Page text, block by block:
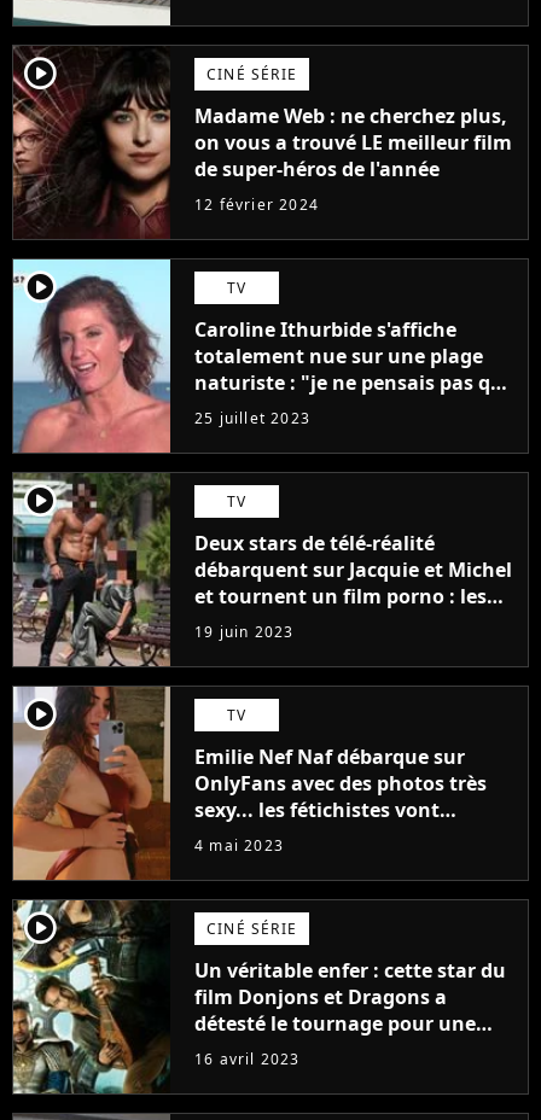
player2 CINÉ SÉRIE
Madame Web : ne cherchez plus,
on vous a trouvé LE meilleur film
de super-héros de l'année
12 février 2024
player2 TV
Caroline Ithurbide s'affiche
totalement nue sur une plage
naturiste : "je ne pensais pas que
j'arriverais à le faire..."
25 juillet 2023
player2 TV
Deux stars de télé-réalité
débarquent sur Jacquie et Michel
et tournent un film porno : les
premières images du tournage
(exclu)
19 juin 2023
player2 TV
Emilie Nef Naf débarque sur
OnlyFans avec des photos très
sexy... les fétichistes vont
prendre leur pied !
4 mai 2023
player2 CINÉ SÉRIE
Un véritable enfer : cette star du
film Donjons et Dragons a
détesté le tournage pour une
raison très spéciale
16 avril 2023